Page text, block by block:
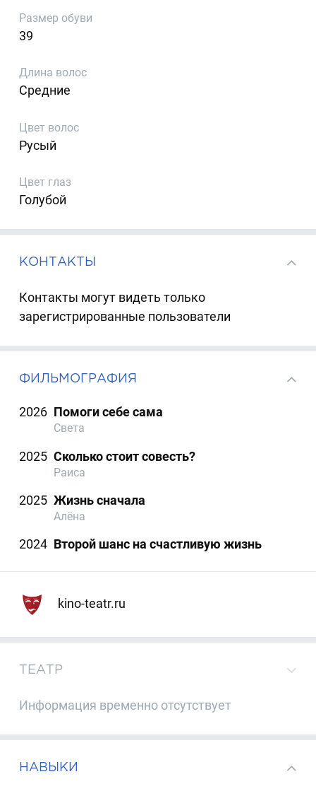
Размер обуви
39
Длина волос
Средние
Цвет волос
Русый
Цвет глаз
Голубой
КОНТАКТЫ
Контакты могут видеть только
зарегистрированные пользователи
ФИЛЬМОГРАФИЯ
2026 Помоги себе сама
Света
2025 Сколько стоит совесть?
Раиса
2025 Жизнь сначала
Алёна
2024 Второй шанс на счастливую жизнь
kino-teatr.ru
ТЕАТР
Информация временно отсутствует
НАВЫКИ